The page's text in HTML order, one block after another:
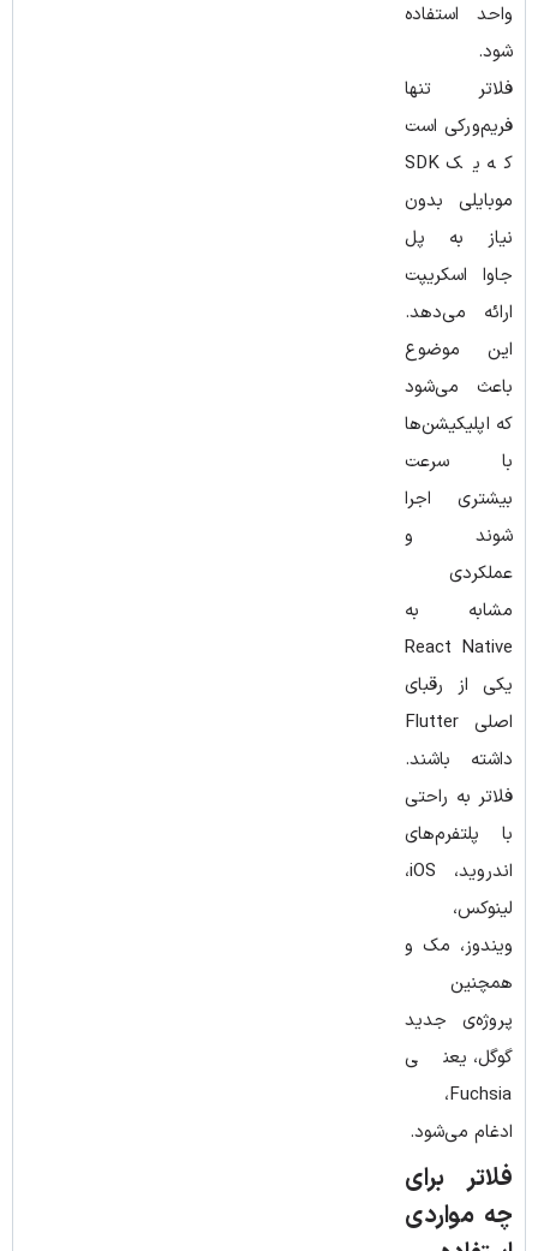
واحد استفاده
شود.
فلاتر تنها
فریم‌ورکی است
که یک SDK
موبایلی بدون
نیاز به پل
جاوا اسکریپت
ارائه می‌دهد.
این موضوع
باعث می‌شود
که اپلیکیشن‌ها
با سرعت
بیشتری اجرا
شوند و
عملکردی
مشابه به
React Native
یکی از رقبای
اصلی Flutter
داشته باشند.
فلاتر به ‌راحتی
با پلتفرم‌های
اندروید، iOS،
لینوکس،
ویندوز، مک و
همچنین
پروژه‌ی جدید
گوگل، یعنی
Fuchsia،
ادغام می‌شود.
فلاتر برای
چه مواردی